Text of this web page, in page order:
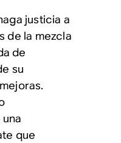
justicia a
de la mezcla
de
su
que